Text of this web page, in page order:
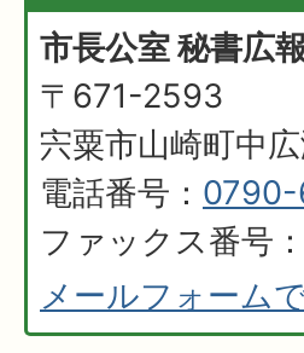
市長公室 秘書広
〒671-2593
宍粟市山崎町中
電話番号： 0790-
ファックス番号
メールフォーム